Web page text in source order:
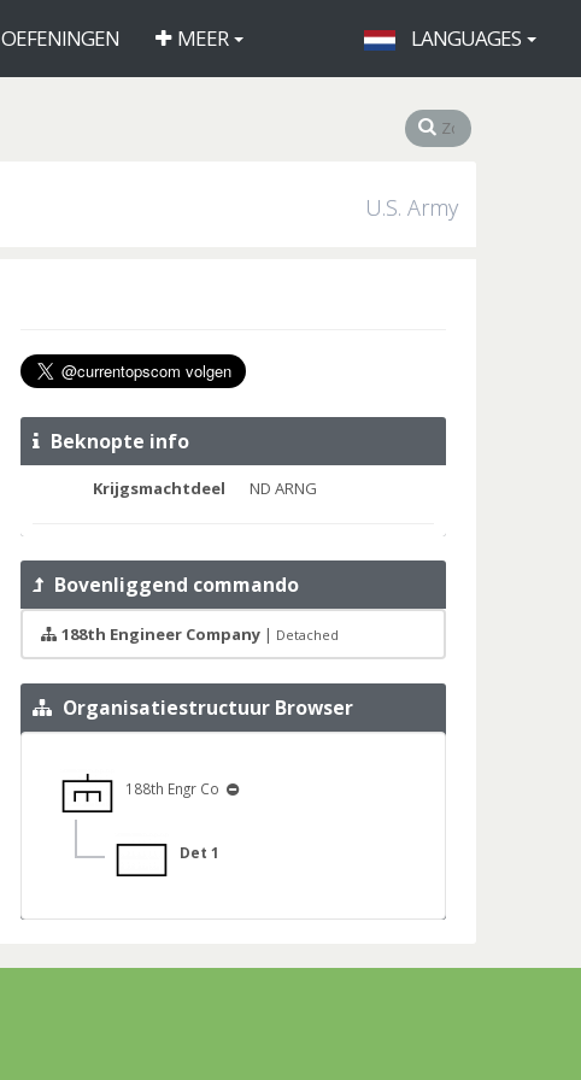
OEFENINGEN MEER LANGUAGES
U.S. Army
Beknopte info
Krijgsmachtdeel ND ARNG
Bovenliggend commando
188th Engineer Company| Detached
Organisatiestructuur Browser
188th Engr Co
Det 1